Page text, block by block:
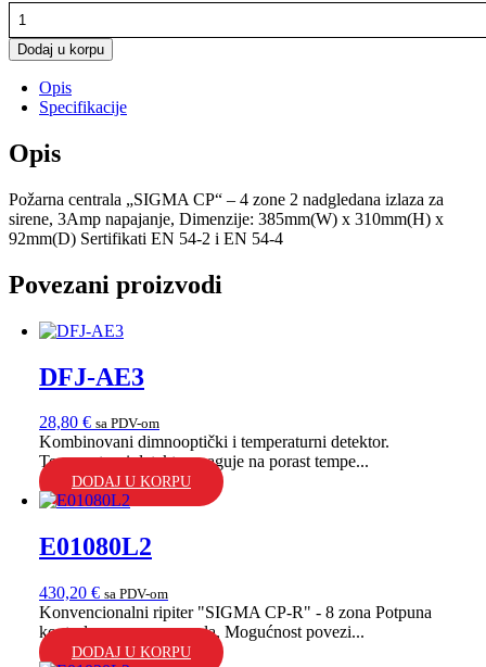
K11040M2
količina
Dodaj u korpu
Opis
Specifikacije
Opis
Požarna centrala „SIGMA CP“ – 4 zone 2 nadgledana izlaza za
sirene, 3Amp napajanje, Dimenzije: 385mm(W) x 310mm(H) x
92mm(D) Sertifikati EN 54-2 i EN 54-4
Povezani proizvodi
DFJ-AE3
28,80 € sa PDV-om
Kombinovani dimnooptički i temperaturni detektor.
Temperaturni detektor reaguje na porast tempe...
DODAJ U KORPU
E01080L2
430,20 € sa PDV-om
Konvencionalni ripiter "SIGMA CP-R" - 8 zona Potpuna
kontrola osnovnog panela, Mogućnost povezi...
DODAJ U KORPU